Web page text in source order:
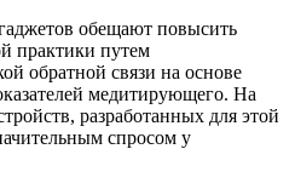
обещают повысить
практики путем
обратной связи на основе
медитирующего. На
разработанных для этой
спросом у